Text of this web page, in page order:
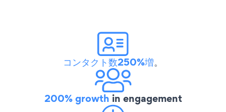
コンタクト数250%増。
200% growth in engagement